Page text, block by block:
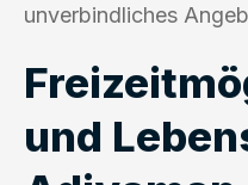
unverbindliches
und